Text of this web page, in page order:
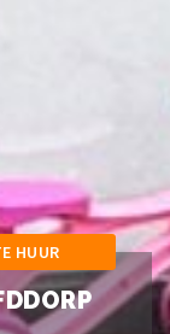
HUUR